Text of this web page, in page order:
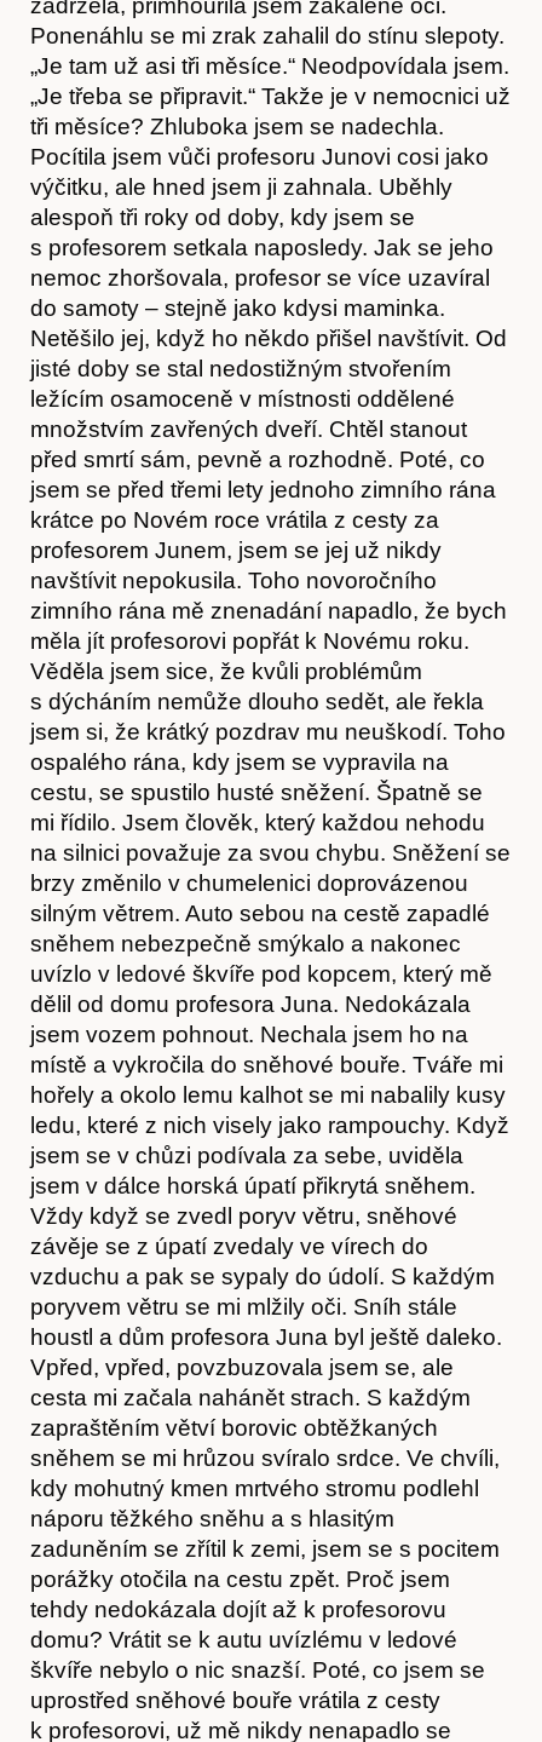
Časopis
Hostcast
Akce
Ponenáhlu se mi zrak zahalil do stínu slepoty.
„Je tam už asi tři měsíce.“ Neodpovídala jsem.
„Je třeba se připravit.“ Takže je v nemocnici už
tři měsíce? Zhluboka jsem se nadechla.
Pocítila jsem vůči profesoru Junovi cosi jako
výčitku, ale hned jsem ji zahnala. Uběhly
alespoň tři roky od doby, kdy jsem se
s profesorem setkala naposledy. Jak se jeho
nemoc zhoršovala, profesor se více uzavíral
do samoty – stejně jako kdysi maminka.
Netěšilo jej, když ho někdo přišel navštívit. Od
jisté doby se stal nedostižným stvořením
ležícím osamoceně v místnosti oddělené
množstvím zavřených dveří. Chtěl stanout
před smrtí sám, pevně a rozhodně. Poté, co
jsem se před třemi lety jednoho zimního rána
krátce po Novém roce vrátila z cesty za
profesorem Junem, jsem se jej už nikdy
navštívit nepokusila. Toho novoročního
zimního rána mě znenadání napadlo, že bych
měla jít profesorovi popřát k Novému roku.
Věděla jsem sice, že kvůli problémům
s dýcháním nemůže dlouho sedět, ale řekla
jsem si, že krátký pozdrav mu neuškodí. Toho
ospalého rána, kdy jsem se vypravila na
cestu, se spustilo husté sněžení. Špatně se
mi řídilo. Jsem člověk, který každou nehodu
na silnici považuje za svou chybu. Sněžení se
brzy změnilo v chumelenici doprovázenou
silným větrem. Auto sebou na cestě zapadlé
sněhem nebezpečně smýkalo a nakonec
uvízlo v ledové škvíře pod kopcem, který mě
dělil od domu profesora Juna. Nedokázala
jsem vozem pohnout. Nechala jsem ho na
místě a vykročila do sněhové bouře. Tváře mi
hořely a okolo lemu kalhot se mi nabalily kusy
ledu, které z nich visely jako rampouchy. Když
jsem se v chůzi podívala za sebe, uviděla
jsem v dálce horská úpatí přikrytá sněhem.
Vždy když se zvedl poryv větru, sněhové
závěje se z úpatí zvedaly ve vírech do
vzduchu a pak se sypaly do údolí. S každým
poryvem větru se mi mlžily oči. Sníh stále
houstl a dům profesora Juna byl ještě daleko.
Vpřed, vpřed, povzbuzovala jsem se, ale
cesta mi začala nahánět strach. S každým
zapraštěním větví borovic obtěžkaných
sněhem se mi hrůzou svíralo srdce. Ve chvíli,
kdy mohutný kmen mrtvého stromu podlehl
náporu těžkého sněhu a s hlasitým
zaduněním se zřítil k zemi, jsem se s pocitem
porážky otočila na cestu zpět. Proč jsem
tehdy nedokázala dojít až k profesorovu
domu? Vrátit se k autu uvízlému v ledové
škvíře nebylo o nic snazší. Poté, co jsem se
uprostřed sněhové bouře vrátila z cesty
k profesorovi, už mě nikdy nenapadlo se